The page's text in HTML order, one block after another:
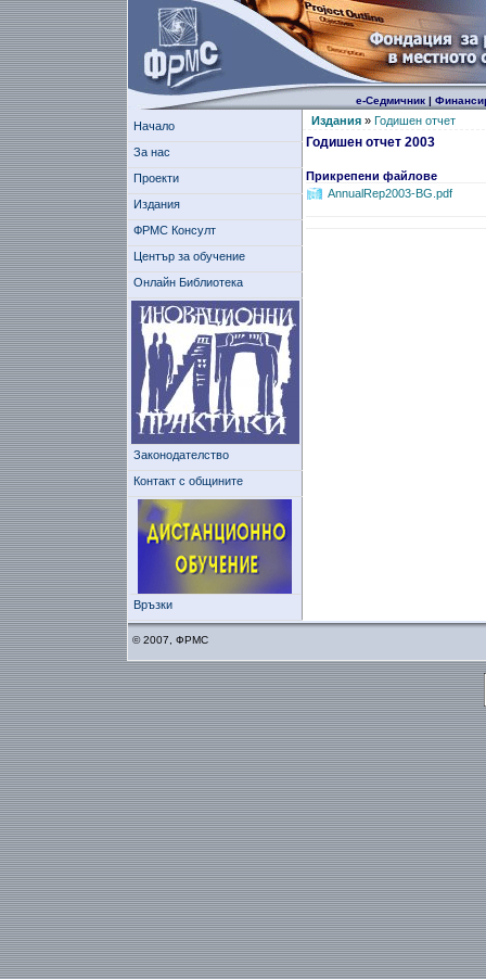
е-Седмичник|
Начало
За нас
Проекти
Издания
ФРМС Консулт
Център за обучение
Онлайн Библиотека
Законодателство
Контакт с общините
Връзки
Издания» Годишен отчет
Годишен отчет 2003
Прикрепени файлове
AnnualRep2003-BG.pdf
© 2007, ФРМС